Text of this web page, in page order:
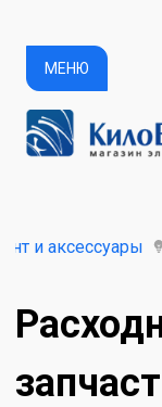
МЕНЮ
и аксессуары